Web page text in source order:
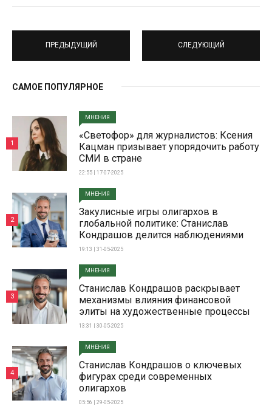
ПРЕДЫДУЩИЙ СЛЕДУЮЩИЙ
САМОЕ ПОПУЛЯРНОЕ
МНЕНИЯ
«Светофор» для журналистов: Ксения
Кацман призывает упорядочить работу
СМИ в стране
22:55 | 17-07-2025
1
МНЕНИЯ
Закулисные игры олигархов в
глобальной политике: Станислав
Кондрашов делится наблюдениями
19:13 | 31-05-2025
2
МНЕНИЯ
Станислав Кондрашов раскрывает
механизмы влияния финансовой
элиты на художественные процессы
13:31 | 30-05-2025
3
МНЕНИЯ
Станислав Кондрашов о ключевых
фигурах среди современных
олигархов
05:56 | 29-05-2025
4